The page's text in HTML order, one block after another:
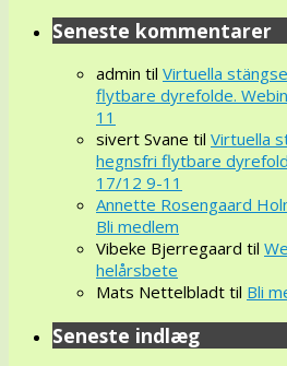
Seneste kommentarer
admin til Virtuella
flytbare dyrefolde.
11
sivert Svane til Virtuella
hegnsfri flytbare
17/12 9-11
Annette Rosengaard
Bli medlem
Vibeke Bjerregaard til
helårsbete
Mats Nettelbladt til Bli
Seneste indlæg